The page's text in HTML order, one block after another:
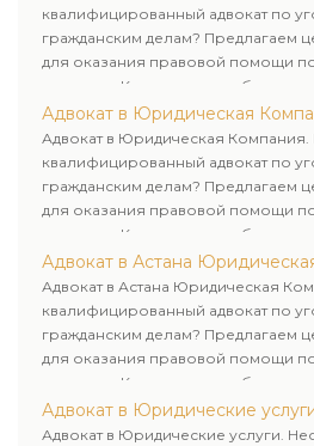
квалифицированный адвокат по
гражданским делам? Предлагаем
для оказания правовой помощи
клиентам. Комплексное
юридических лиц. Индивидуальный
клиенту.
Адвокат в Юридическая
Адвокат в Юридическая
квалифицированный адвокат по
гражданским делам? Предлагаем
для оказания правовой помощи
клиентам. Комплексное
юридических лиц. Индивидуальный
клиенту.
Адвокат в Астана
Адвокат в Астана Юридическая
квалифицированный адвокат по
гражданским делам? Предлагаем
для оказания правовой помощи
клиентам. Комплексное
юридических лиц. Индивидуальный
клиенту.
Адвокат в Юридические
Адвокат в Юридические услуги.